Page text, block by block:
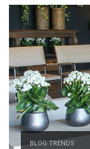
BLOG TRENDS